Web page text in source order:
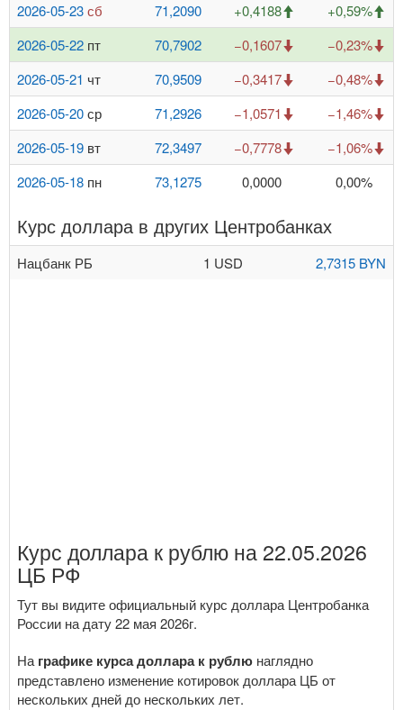
2026-05-23сб 71,2090 +0,4188
+0,59%
2026-05-22 пт 70,7902 −0,1607
−0,23%
2026-05-21 чт 70,9509 −0,3417
−0,48%
2026-05-20ср 71,2926 −1,0571
−1,46%
2026-05-19 вт 72,3497 −0,7778
−1,06%
2026-05-18 пн 73,1275 0,0000 0,00%
Курс доллара в других Центробанках
Нацбанк РБ 1 USD 2,7315 BYN
Курс доллара к рублю на 22.05.2026
ЦБ РФ
Тут вы видите официальный курс доллара Центробанка
России на дату 22 мая 2026г.
На графике курса доллара к рублю наглядно
представлено изменение котировок доллара ЦБ от
нескольких дней до нескольких лет.